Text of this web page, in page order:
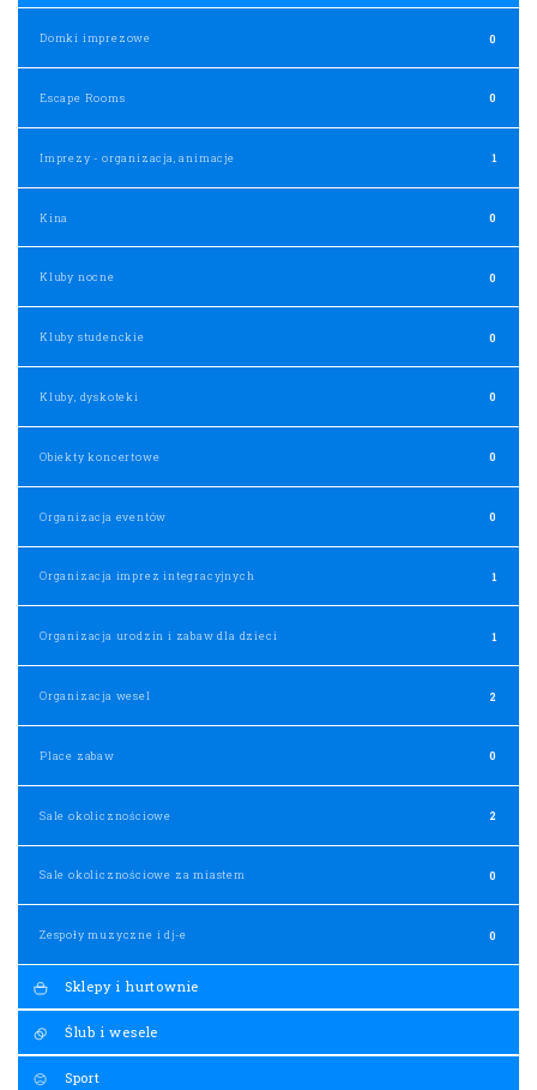
Domki imprezowe 0
Escape Rooms 0
Imprezy - organizacja, animacje 1
Kina 0
Kluby nocne 0
Kluby studenckie 0
Kluby, dyskoteki 0
Obiekty koncertowe 0
Organizacja eventów 0
Organizacja imprez integracyjnych 1
Organizacja urodzin i zabaw dla dzieci 1
Organizacja wesel 2
Place zabaw 0
Sale okolicznościowe 2
Sale okolicznościowe za miastem 0
Zespoły muzyczne i dj-e 0
Sklepy i hurtownie
Ślub i wesele
Sport